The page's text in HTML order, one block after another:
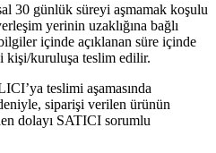
30 günlük süreyi aşmamak koşulu
yerinin uzaklığına bağlı
içinde açıklanan süre içinde
kişi/kuruluşa teslim edilir.
teslimi aşamasında
siparişi verilen ürünün
dolayı SATICI sorumlu